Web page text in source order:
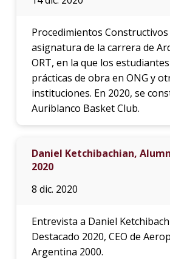
Procedimientos Constructivos
asignatura de la carrera de
ORT, en la que los
prácticas de obra en ONG y
instituciones. En 2020, se
Auriblanco Basket Club.
Daniel Ketchibachian,
2020
8 dic. 2020
Entrevista a Daniel
Destacado 2020, CEO de
Argentina 2000.